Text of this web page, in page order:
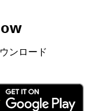
ンロード